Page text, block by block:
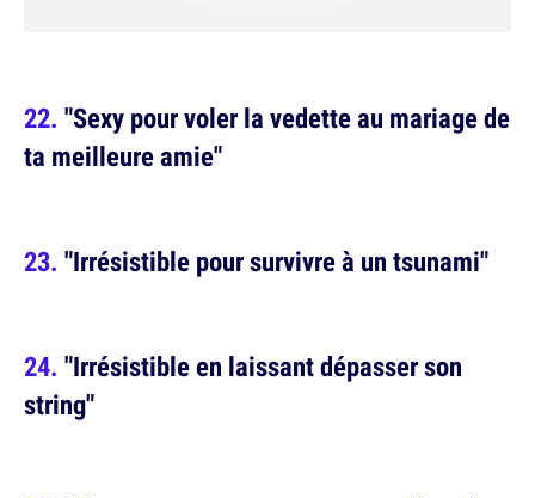
"Sexy pour voler la vedette au mariage de
ta meilleure amie"
"Irrésistible pour survivre à un tsunami"
"Irrésistible en laissant dépasser son
string"